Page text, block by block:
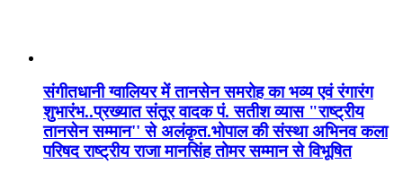
संगीतधानी ग्वालियर में तानसेन समरोह का भव्य एवं रंगारंग
शुभारंभ..प्रख्यात संतूर वादक पं. सतीश व्यास "राष्ट्रीय
तानसेन सम्मान'' से अलंकृत.भोपाल की संस्था अभिनव कला
परिषद राष्ट्रीय राजा मानसिंह तोमर सम्मान से विभूषित